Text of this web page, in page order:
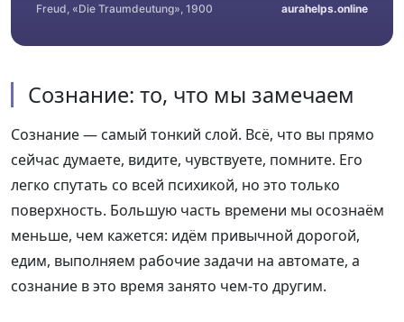
Freud, «Die Traumdeutung», 1900 aurahelps.online
Сознание: то, что мы замечаем
Сознание — самый тонкий слой. Всё, что вы прямо
сейчас думаете, видите, чувствуете, помните. Его
легко спутать со всей психикой, но это только
поверхность. Большую часть времени мы осознаём
меньше, чем кажется: идём привычной дорогой,
едим, выполняем рабочие задачи на автомате, а
сознание в это время занято чем-то другим.